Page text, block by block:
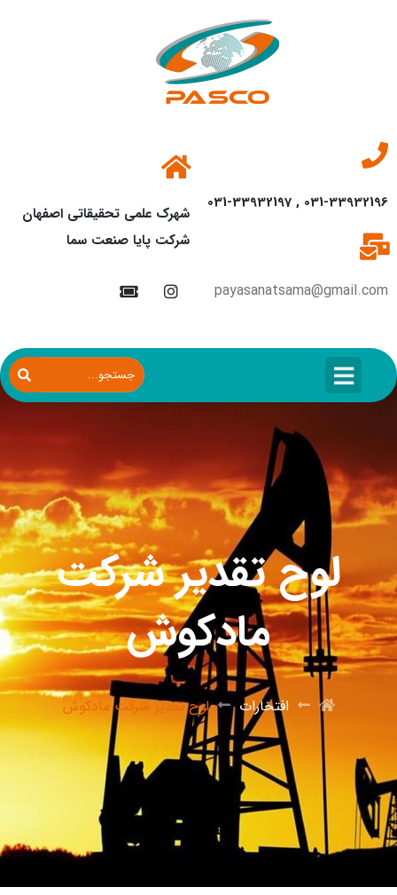
031-33932196 , 031-33932197
payasanatsama@gmail.com
شهرک علمی تحقیقاتی اصفهان
شرکت پایا صنعت سما
لوح تقدیر شرکت
مادکوش
افتخارات لوح تقدیر شرکت مادکوش